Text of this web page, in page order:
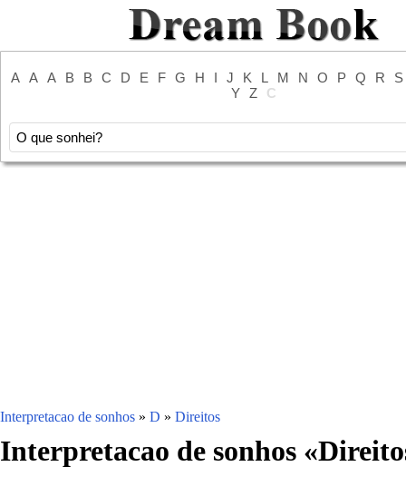
A A A B B C D E F G H I J K L M N O P Q R
S
Y Z С
Interpretacao de sonhos » D » Direitos
Interpretacao de sonhos «